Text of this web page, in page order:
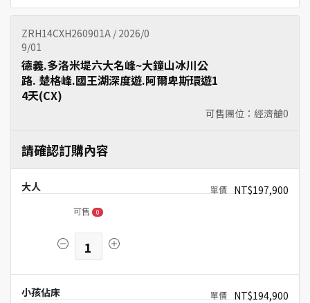
ZRH14CXH260901A / 2026/0
9/01
可售團位：經濟艙0
德義.多洛米堤六大名峰~大鐘山冰川公
路. 楚格峰.國王湖深度遊.阿爾卑斯環遊1
4天(CX)
請確認訂購內容
大人 NT$197,900
可售 0
1
小孩佔床 NT$194,900